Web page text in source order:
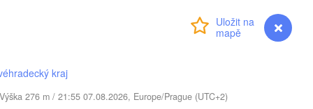
myVentusky Předpověď
kraj
276 m / 21:55 07.08.2026, Europe/Prague (UTC+2)
(Viciebsk)
Смоленск